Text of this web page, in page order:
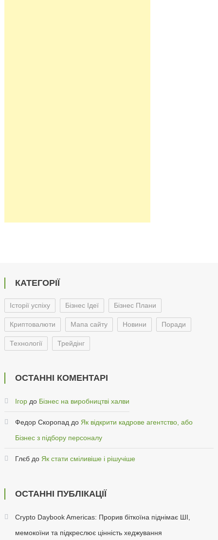
КАТЕГОРІЇ
Історії успіху Бізнес Ідеї Бізнес Плани
Криптовалюти Мапа сайту Новини Поради
Технології Трейдінг
ОСТАННІ КОМЕНТАРІ
Ігордо Бізнес на виробництві халви
Федор Скоропаддо Як відкрити кадрове агентство, або
Бізнес з підбору персоналу
Глєбдо Як стати сміливіше і рішучіше
ОСТАННІ ПУБЛІКАЦІЇ
Crypto Daybook Americas: Прорив біткоїна піднімає ШІ,
мемокоїни та підкреслює цінність хеджування